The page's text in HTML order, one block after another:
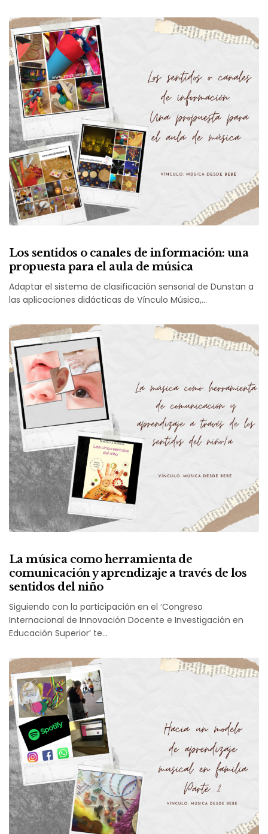
Los sentidos o canales de información: una
propuesta para el aula de música
Adaptar el sistema de clasificación sensorial de Dunstan a
las aplicaciones didácticas de Vínculo Música,…
La música como herramienta de
comunicación y aprendizaje a través de los
sentidos del niño
Siguiendo con la participación en el ‘Congreso
Internacional de Innovación Docente e Investigación en
Educación Superior’ te…